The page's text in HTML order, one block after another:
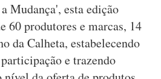
Mudança', esta edição
60 produtores e marcas, 14
da Calheta, estabelecendo
e trazendo